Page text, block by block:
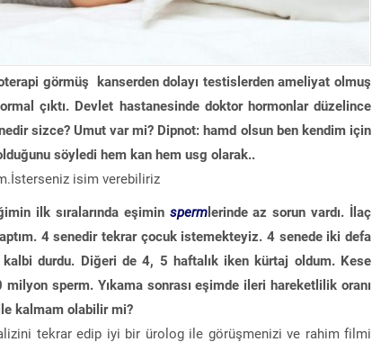
görmüş kanserden dolayı testislerden ameliyat olmuş
çıktı. Devlet hastanesinde doktor hormonlar düzelince
sizce? Umut var mi? Dipnot: hamd olsun ben kendim için
söyledi hem kan hem usg olarak..
isim verebiliriz
ilk sıralarında eşiminspermlerinde az sorun vardı. İlaç
4 senedir tekrar çocuk istemekteyiz. 4 senede iki defa
durdu. Diğeri de 4, 5 haftalık iken kürtaj oldum. Kese
sperm. Yıkama sonrası eşimde ileri hareketlilik oranı
kalmam olabilir mi?
tekrar edip iyi bir ürolog ile görüşmenizi ve rahim filmi